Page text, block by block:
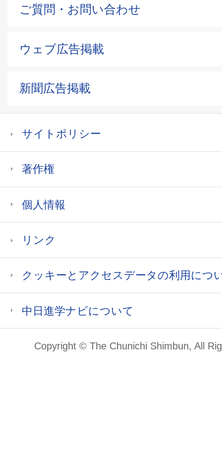
ご質問・お問い合わせ
ウェブ広告掲載
新聞広告掲載
サイトポリシー
著作権
個人情報
リンク
クッキーとアクセスデータの利用につ
中日進学ナビについて
Copyright © The Chunichi Shimbun, All